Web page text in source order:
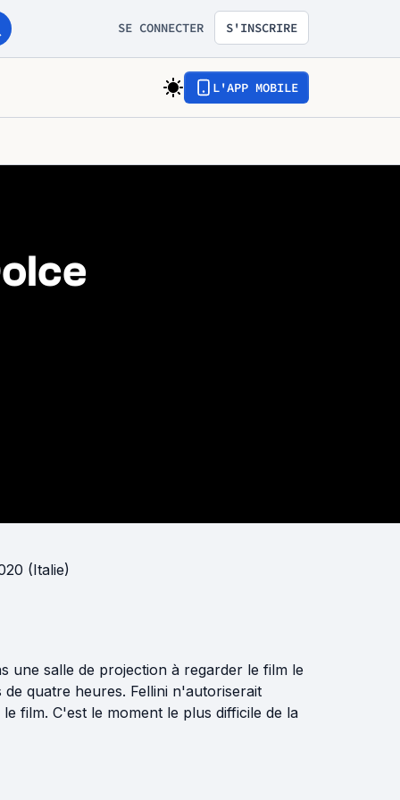
SE CONNECTER S'INSCRIRE
L'APP MOBILE
(Italie)
une salle de projection à regarder le film le
quatre heures. Fellini n'autoriserait
film. C'est le moment le plus difficile de la